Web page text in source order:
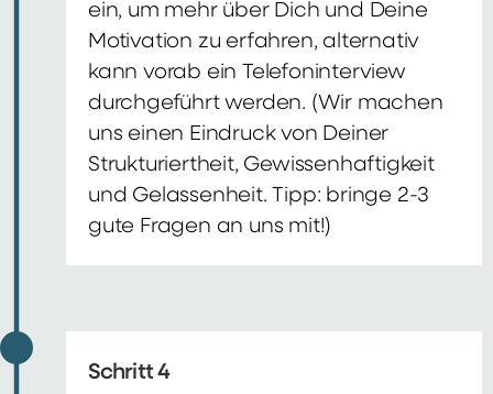
ein, um mehr über Dich und Deine
Motivation zu erfahren, alternativ
kann vorab ein Telefoninterview
durchgeführt werden. (Wir machen
uns einen Eindruck von Deiner
Strukturiertheit, Gewissenhaftigkeit
und Gelassenheit. Tipp: bringe 2-3
gute Fragen an uns mit!)
Schritt 4